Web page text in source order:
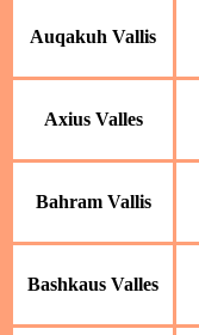
Auqakuh Vallis
Axius Valles
Bahram Vallis
Bashkaus Valles